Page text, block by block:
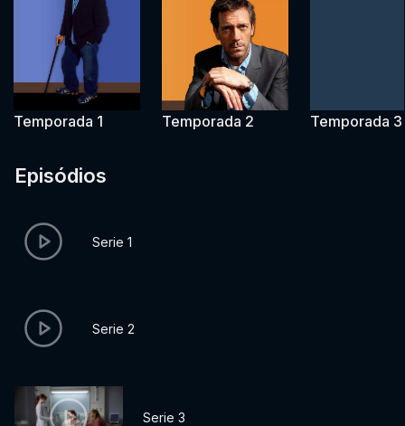
Temporada 1 Temporada 2 Temporada 3
Episódios
Serie 1
Serie 2
Serie 3